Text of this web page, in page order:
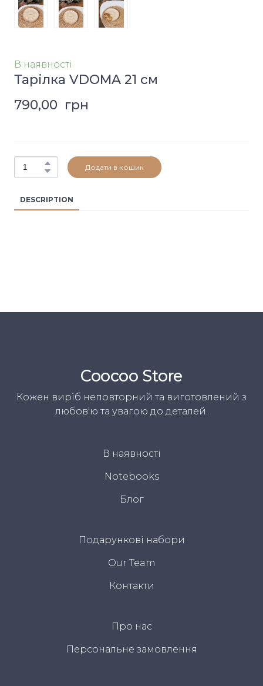
В наявності
Тарілка VDOMA 21 см
790,00  грн
Додати в кошик
DESCRIPTION
Coocoo Store
Кожен виріб неповторний та виготовлений з
любов'ю та увагою до деталей.
В наявності
Notebooks
Блог
Подарункові набори
Our Team
Контакти
Про нас
Персональне замовлення